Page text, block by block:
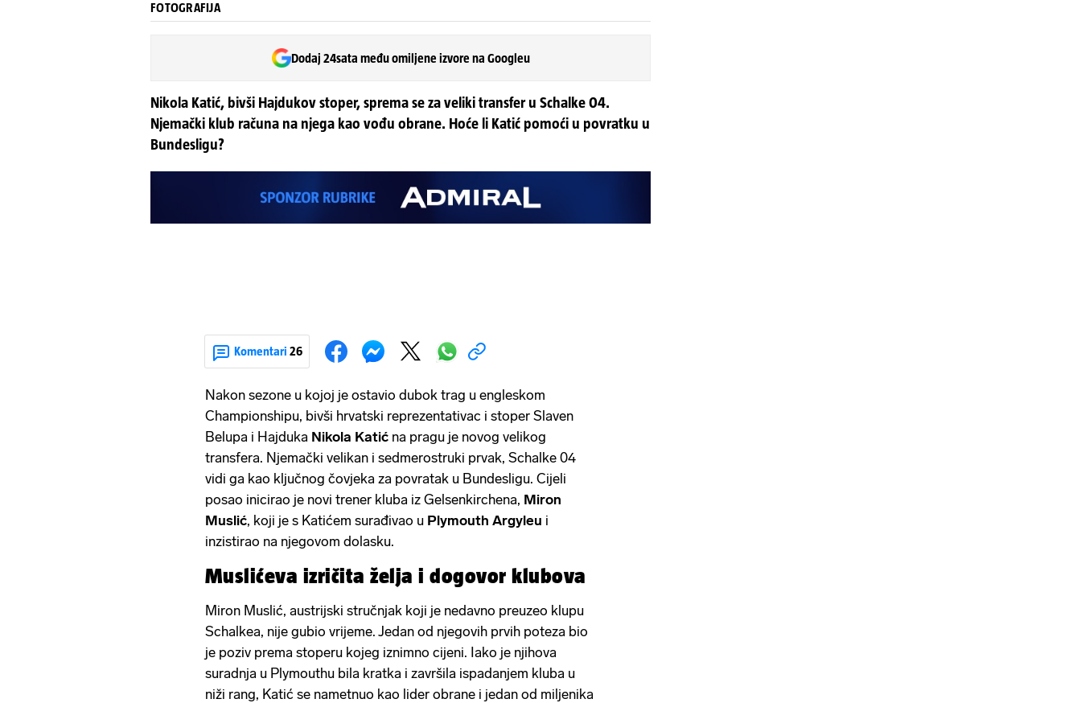
FOTOGRAFIJA
Dodaj 24sata među omiljene izvore na Googleu
Nikola Katić, bivši Hajdukov stoper, sprema se za veliki transfer u Schalke 04.
Njemački klub računa na njega kao vođu obrane. Hoće li Katić pomoći u povratku u
Bundesligu?
Komentari 26
Nakon sezone u kojoj je ostavio dubok trag u engleskom
Championshipu, bivši hrvatski reprezentativac i stoper Slaven
Belupa i Hajduka Nikola Katić na pragu je novog velikog
transfera. Njemački velikan i sedmerostruki prvak, Schalke 04
vidi ga kao ključnog čovjeka za povratak u Bundesligu. Cijeli
posao inicirao je novi trener kluba iz Gelsenkirchena, Miron
Muslić, koji je s Katićem surađivao u Plymouth Argyleu i
inzistirao na njegovom dolasku.
Muslićeva izričita želja i dogovor klubova
Miron Muslić, austrijski stručnjak koji je nedavno preuzeo klupu
Schalkea, nije gubio vrijeme. Jedan od njegovih prvih poteza bio
je poziv prema stoperu kojeg iznimno cijeni. Iako je njihova
suradnja u Plymouthu bila kratka i završila ispadanjem kluba u
niži rang, Katić se nametnuo kao lider obrane i jedan od miljenika